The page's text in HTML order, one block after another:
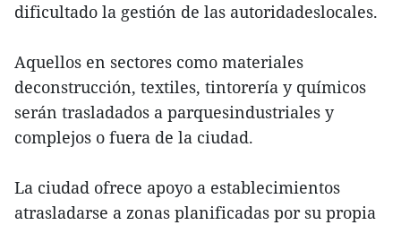
dificultado la gestión de las autoridadeslocales.
Aquellos en sectores como materiales
deconstrucción, textiles, tintorería y químicos
serán trasladados a parquesindustriales y
complejos o fuera de la ciudad.
La ciudad ofrece apoyo a establecimientos
atrasladarse a zonas planificadas por su propia